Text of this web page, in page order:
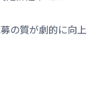
の質が劇的に向上